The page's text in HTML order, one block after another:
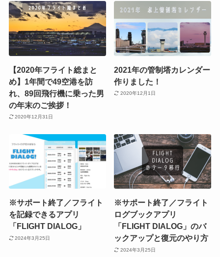
【2020年フライト総まと
め】1年間で49空港を訪
れ、89回飛行機に乗った男
の年末のご挨拶！
2020年12月31日
2021年の管制塔カレンダー
作りました！
2020年12月1日
※サポート終了／フライト
を記録できるアプリ
「FLIGHT DIALOG」
2024年3月25日
※サポート終了／フライト
ログブックアプリ
「FLIGHT DIALOG」のバ
ックアップと復元のやり方
2024年3月25日